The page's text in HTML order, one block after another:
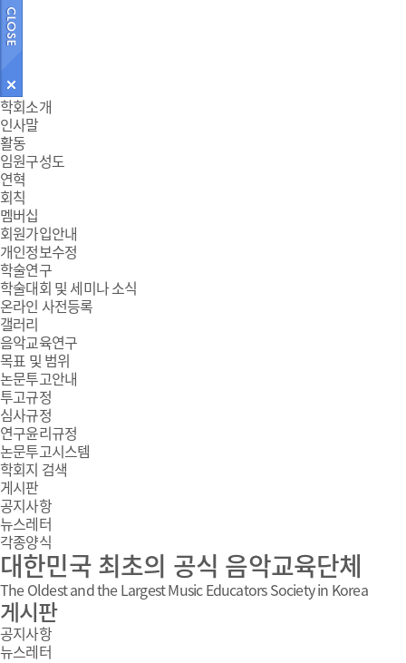
주
메
뉴
학회소개
인사말
활동
임원구성도
연혁
회칙
멤버십
회원가입안내
개인정보수정
학술연구
학술대회 및 세미나 소식
온라인 사전등록
갤러리
음악교육연구
목표 및 범위
논문투고안내
투고규정
심사규정
연구윤리규정
논문투고시스템
학회지 검색
게시판
공지사항
뉴스레터
각종양식
대한민국 최초의 공식 음악교육단체
The Oldest and the Largest Music Educators Society in Korea
게시판
공지사항
뉴스레터